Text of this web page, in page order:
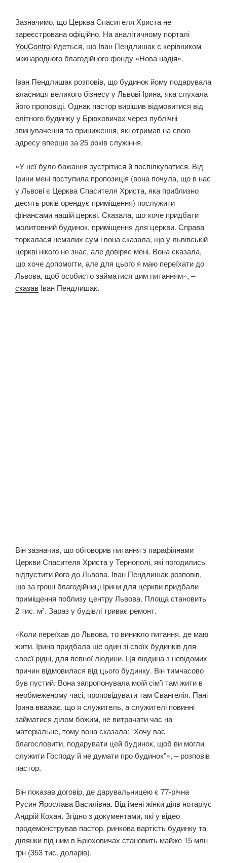
Зазначимо, що Церква Спасителя Христа не
зареєстрована офіційно. На аналітичному порталі
YouControl йдеться, що Іван Пендлишак є керівником
міжнародного благодійного фонду «Нова надія».
Іван Пендлишак розповів, що будинок йому подарувала
власниця великого бізнесу у Львові Ірина, яка слухала
його проповіді. Однак пастор вирішив відмовитися від
елітного будинку у Брюховичах через публічні
звинувачення та приниження, які отримав на свою
адресу вперше за 25 років служіння.
«У неї було бажання зустрітися й поспілкуватися. Від
Ірини мені поступила пропозиція (вона почула, що в нас
у Львові є Церква Спасителя Христа, яка приблизно
десять років орендує приміщення) послужити
фінансами нашій церкві. Сказала, що хоче придбати
молитовний будинок, приміщення для церкви. Справа
торкалася немалих сум і вона сказала, що у львівській
церкві нікого не знає, але довіряє мені. Вона сказала,
що хоче допомогти, але для цього я маю переїхати до
Львова, щоб особисто займатися цим питанням», –
сказав Іван Пендлишак.
Він зазначив, що обговорив питання з парафіянами
Церкви Спасителя Христа у Тернополі, які погодились
відпустити його до Львова. Іван Пендлишак розповів,
що за гроші благодійниці Ірини для церкви придбали
приміщення поблизу центру Львова. Площа становить
2 тис. м². Зараз у будівлі триває ремонт.
«Коли переїхав до Львова, то виникло питання, де маю
жити. Ірина придбала ще один зі своїх будинків для
своєї рідні, для певної людини. Ця людина з невідомих
причин відмовилася від цього будинку. Він тимчасово
був пустий. Вона запропонувала моїй сім’ї там жити в
необмеженому часі, проповідувати там Євангелія. Пані
Ірина вважає, що я служитель, а служителі повинні
займатися ділом божим, не витрачати час на
матеріальне, тому вона сказала: “Хочу вас
благословити, подарувати цей будинок, щоб ви могли
служити Господу й не думати про будинок”», – розповів
пастор.
Він показав договір, де дарувальницею є 77-річна
Русин Ярослава Василівна. Від імені жінки діяв нотаріус
Андрій Кохан. Згідно з документами, які у відео
продемонстрував пастор, ринкова вартість будинку та
ділянки під ним в Брюховичах становить майже 15 млн
грн (353 тис. доларів).